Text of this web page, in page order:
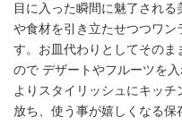
目に入った瞬間に魅了され
や食材を引き立たせつつワン
す。お皿代わりとしてそのま
ので デザートやフルーツを
よりスタイリッシュにキッ
放ち、使う事が嬉しくなる保